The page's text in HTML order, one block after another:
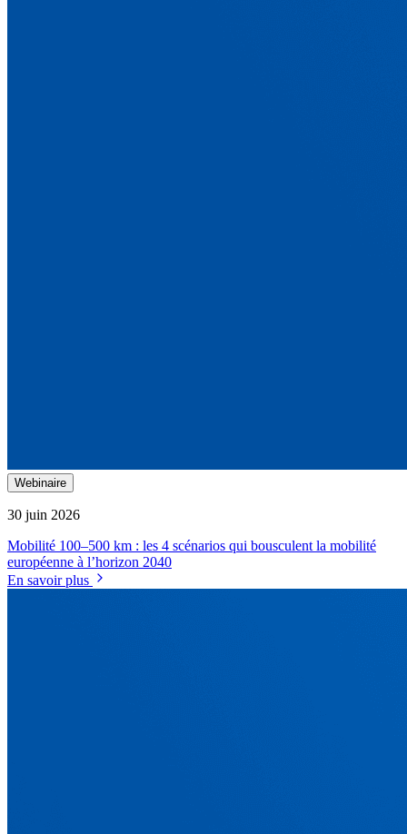
Webinaire
30 juin 2026
Mobilité 100–500 km : les 4 scénarios qui bousculent la mobilité
européenne à l’horizon 2040
En savoir plus